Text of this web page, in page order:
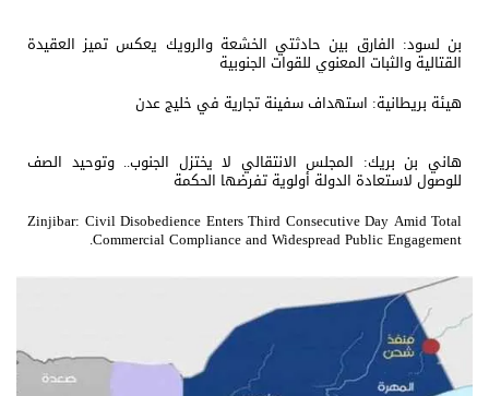
بن لسود: الفارق بين حادثتي الخشعة والرويك يعكس تميز العقيدة
القتالية والثبات المعنوي للقوات الجنوبية
هيئة بريطانية: استهداف سفينة تجارية في خليج عدن
هاني بن بريك: المجلس الانتقالي لا يختزل الجنوب.. وتوحيد الصف
للوصول لاستعادة الدولة أولوية تفرضها الحكمة
Zinjibar: Civil Disobedience Enters Third Consecutive Day Amid Total
Commercial Compliance and Widespread Public Engagement.